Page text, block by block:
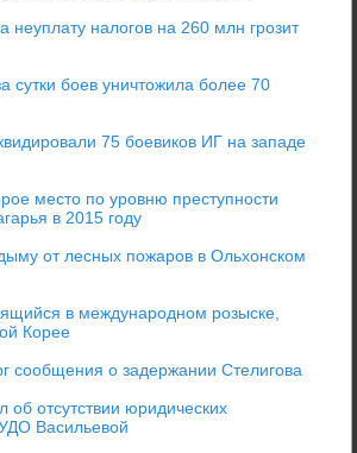
неуплату налогов на 260 млн грозит
сутки боев уничтожила более 70
75 боевиков ИГ на западе
место по уровню преступности
в 2015 году
от лесных пожаров в Ольхонском
в международном розыске,
Корее
сообщения о задержании Стелигова
об отсутствии юридических
Васильевой